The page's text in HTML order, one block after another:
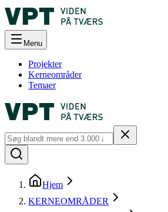
Menu
Projekter
Kerneområder
Temaer
Hjem
KERNEOMRÅDER